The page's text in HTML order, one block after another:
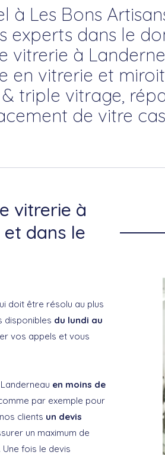
à Les Bons
experts dans le
vitrerie à
en vitrerie et
triple vitrage,
de vitre
vitrerie à
dans le
doit être résolu au plus
disponibles du lundi au
vos appels et vous
en moins de
par exemple pour
clients un devis
un maximum de
fois le devis